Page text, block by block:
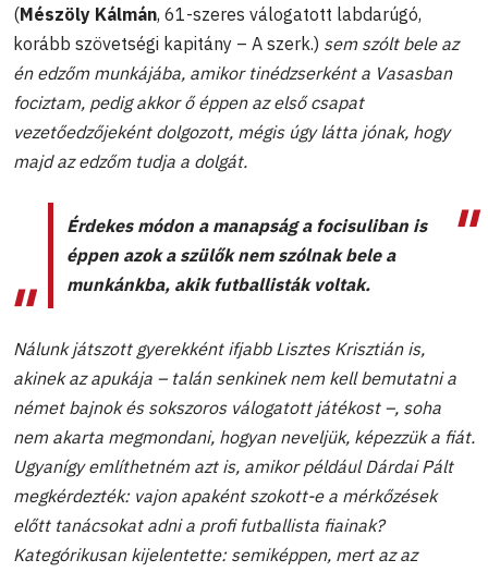
(Mészöly Kálmán, 61-szeres válogatott labdarúgó,
korább szövetségi kapitány – A szerk.) sem szólt bele az
én edzőm munkájába, amikor tinédzserként a Vasasban
fociztam, pedig akkor ő éppen az első csapat
vezetőedzőjeként dolgozott, mégis úgy látta jónak, hogy
majd az edzőm tudja a dolgát.
Érdekes módon a manapság a focisuliban is
éppen azok a szülők nem szólnak bele a
munkánkba, akik futballisták voltak.
Nálunk játszott gyerekként ifjabb Lisztes Krisztián is,
akinek az apukája – talán senkinek nem kell bemutatni a
német bajnok és sokszoros válogatott játékost –, soha
nem akarta megmondani, hogyan neveljük, képezzük a fiát.
Ugyanígy említhetném azt is, amikor például Dárdai Pált
megkérdezték: vajon apaként szokott-e a mérkőzések
előtt tanácsokat adni a profi futballista fiainak?
Kategórikusan kijelentette: semiképpen, mert az az